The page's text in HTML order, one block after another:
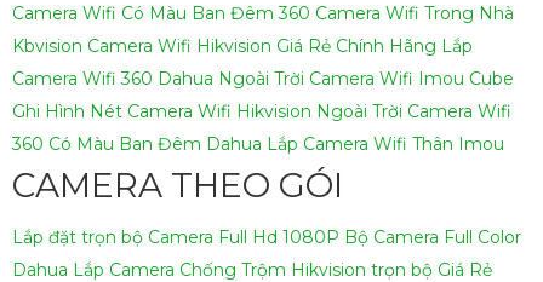
Camera Wifi Có Màu Ban Đêm 360 Camera Wifi Trong Nhà
Kbvision Camera Wifi Hikvision Giá Rẻ Chính Hãng Lắp
Camera Wifi 360 Dahua Ngoài Trời Camera Wifi Imou Cube
Ghi Hình Nét Camera Wifi Hikvision Ngoài Trời Camera Wifi
360 Có Màu Ban Đêm Dahua Lắp Camera Wifi Thân Imou
CAMERA THEO GÓI
Lắp đặt trọn bộ Camera Full Hd 1080P Bộ Camera Full Color
Dahua Lắp Camera Chống Trộm Hikvision trọn bộ Giá Rẻ